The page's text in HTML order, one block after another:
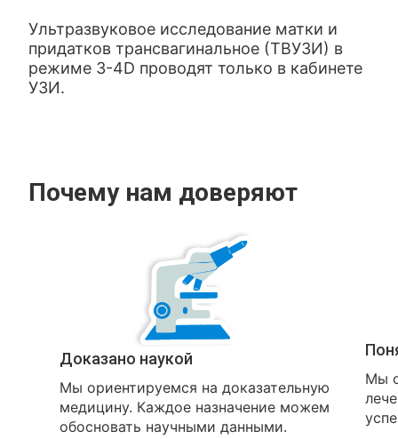
Ультразвуковое исследование матки и
придатков трансвагинальное (ТВУЗИ) в
режиме 3-4D проводят только в кабинете
УЗИ.
Почему нам доверяют
Доказано наукой
Мы ориентируемся на доказательную
медицину. Каждое назначение можем
обосновать научными данными.
Мы